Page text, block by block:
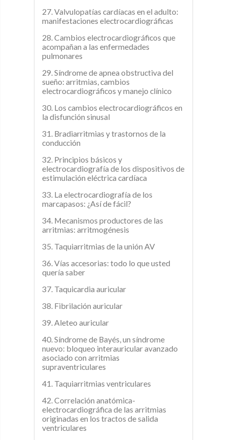
27. Valvulopatías cardíacas en el adulto:
manifestaciones electrocardiográficas
28. Cambios electrocardiográficos que
acompañan a las enfermedades
pulmonares
29. Síndrome de apnea obstructiva del
sueño: arritmias, cambios
electrocardiográficos y manejo clínico
30. Los cambios electrocardiográficos en
la disfunción sinusal
31. Bradiarritmias y trastornos de la
conducción
32. Principios básicos y
electrocardiografía de los dispositivos de
estimulación eléctrica cardíaca
33. La electrocardiografía de los
marcapasos: ¿Así de fácil?
34. Mecanismos productores de las
arritmias: arritmogénesis
35. Taquiarritmias de la unión AV
36. Vías accesorias: todo lo que usted
quería saber
37. Taquicardia auricular
38. Fibrilación auricular
39. Aleteo auricular
40. Síndrome de Bayés, un síndrome
nuevo: bloqueo interauricular avanzado
asociado con arritmias
supraventriculares
41. Taquiarritmias ventriculares
42. Correlación anatómica-
electrocardiográfica de las arritmias
originadas en los tractos de salida
ventriculares